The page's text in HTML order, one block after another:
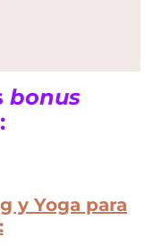
bonus
y Yoga para